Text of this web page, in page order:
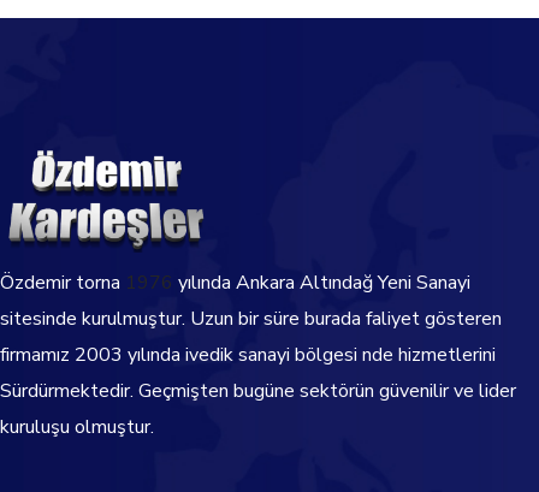
Özdemir torna 1976 yılında Ankara Altındağ Yeni Sanayi
sitesinde kurulmuştur. Uzun bir süre burada faliyet gösteren
firmamız 2003 yılında ivedik sanayi bölgesi nde hizmetlerini
Sürdürmektedir. Geçmişten bugüne sektörün güvenilir ve lider
kuruluşu olmuştur.